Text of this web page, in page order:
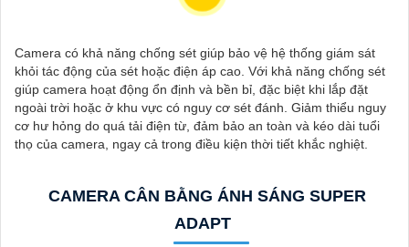
ninh và giám sát.⚒2:Để Hoàn toàn tin cậy mua Camera Dahua
chính hãng, bạn nên mua từ các cửa hàng uy tín hoặc các đại lý
chính thức của Dahua.☄️3:Mức giá của Camera Dahua có thể
thay đổi tùy vào model và chức năng của camera. Bạn nên tìm
hiểu kỹ trước khi đầu tư.🎖️4:Chất lượng của Camera Dahua
được đánh giá cao với độ phân giải cao, tính năng thông minh
có thể tham khảo trên các website thương mại điện tử hoặc tại
các cửa hàng điện tử.
Hy vọng rằng những thông tin trên sẽ giúp bạn chọn lựa được
Camera Dahua chính hãng, giá rẻ và chất lượng. Nếu bạn có
Camera có khả năng chống sét giúp bảo vệ hệ thống giám sát
khỏi tác động của sét hoặc điện áp cao. Với khả năng chống sét
giúp camera hoạt động ổn định và bền bỉ, đặc biệt khi lắp đặt
ngoài trời hoặc ở khu vực có nguy cơ sét đánh. Giảm thiểu nguy
cơ hư hỏng do quá tải điện từ, đảm bảo an toàn và kéo dài tuổi
thọ của camera, ngay cả trong điều kiện thời tiết khắc nghiệt.
CAMERA CÂN BẰNG ÁNH SÁNG SUPER
ADAPT